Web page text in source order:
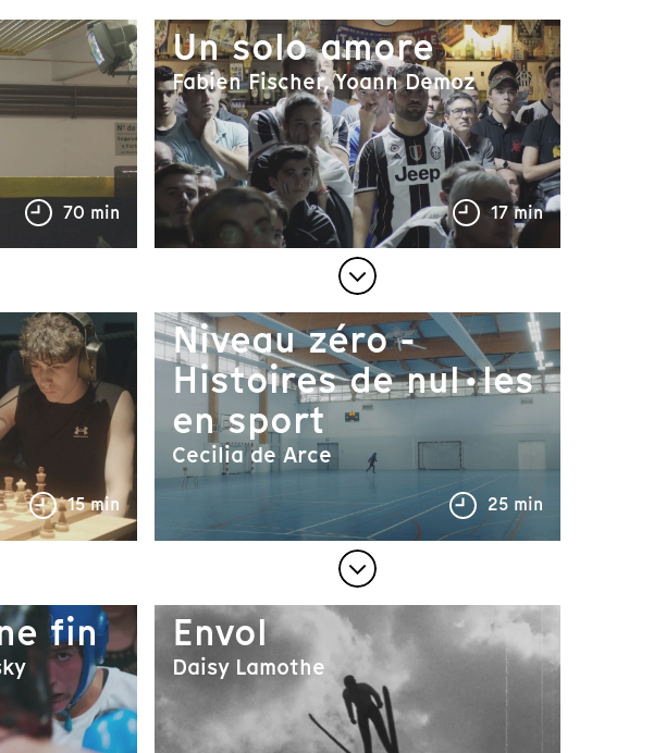
70 min
Un solo amore
Fabien Fischer, Yoann Demoz
17 min
15 min
Niveau zéro -
Histoires de nul·les
en sport
Cecilia de Arce
25 min
fin Envol
Daisy Lamothe